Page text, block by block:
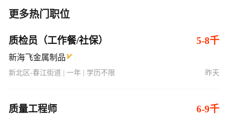
更多热门职位
质检员（工作餐/社保） 5-8千
新海飞金属制品
新北区-春江街道 | 一年 | 学历不限 昨天
质量工程师 6-9千